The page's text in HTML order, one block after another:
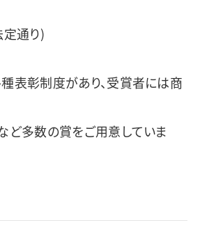
通り)
彰制度があり、受賞者には商
多数の賞をご用意していま